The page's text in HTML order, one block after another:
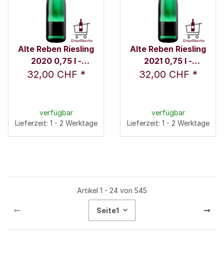
Alte Reben Riesling
2020 0,75 l -
Karthäuserhof
32,00 CHF *
verfügbar
Lieferzeit: 1 - 2 Werktage
Alte Reben Riesling
2021 0,75 l -
Karthäuserhof
32,00 CHF *
verfügbar
Lieferzeit: 1 - 2 Werktage
Artikel 1 - 24 von 545
Seite1